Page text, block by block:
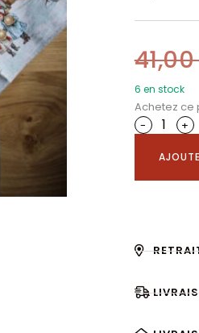
6 en stock
Achetez ce
-
+